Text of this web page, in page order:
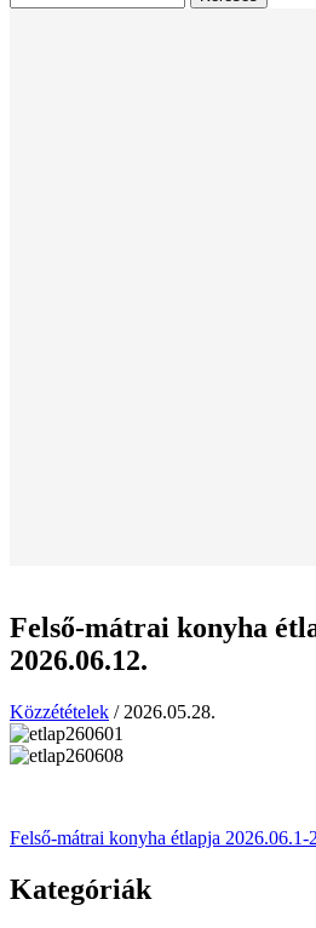
Felső-mátrai konyha
2026.06.12.
Közzétételek / 2026.05.28.
Felső-mátrai konyha étlapja 2026.06.1-
Kategóriák